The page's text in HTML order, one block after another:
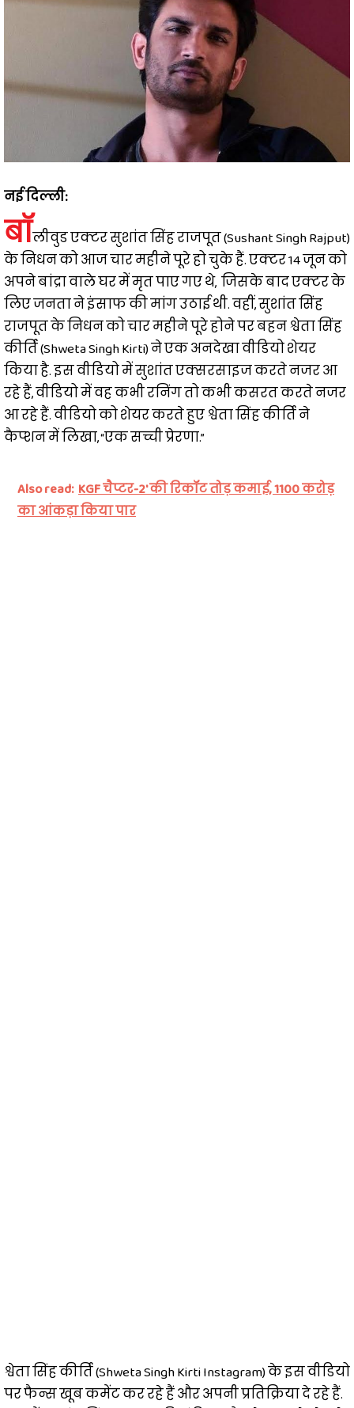
नई दिल्ली:
बॉलीवुड एक्टर सुशांत सिंह राजपूत (Sushant Singh Rajput)
के निधन को आज चार महीने पूरे हो चुके हैं. एक्टर 14 जून को
अपने बांद्रा वाले घर में मृत पाए गए थे, जिसके बाद एक्टर के
लिए जनता ने इंसाफ की मांग उठाई थी. वहीं, सुशांत सिंह
राजपूत के निधन को चार महीने पूरे होने पर बहन श्वेता सिंह
कीर्ति (Shweta Singh Kirti) ने एक अनदेखा वीडियो शेयर
किया है. इस वीडियो में सुशांत एक्सरसाइज करते नजर आ
रहे हैं, वीडियो में वह कभी रनिंग तो कभी कसरत करते नजर
आ रहे हैं. वीडियो को शेयर करते हुए श्वेता सिंह कीर्ति ने
कैप्शन में लिखा, “एक सच्ची प्रेरणा.”
Also read: KGF चैप्टर-2' की रिकॉट तोड़ कमाई, 1100 करोड़
का आंकड़ा किया पार
श्वेता सिंह कीर्ति (Shweta Singh Kirti Instagram) के इस वीडियो
पर फैन्स खूब कमेंट कर रहे हैं और अपनी प्रतिक्रिया दे रहे हैं.